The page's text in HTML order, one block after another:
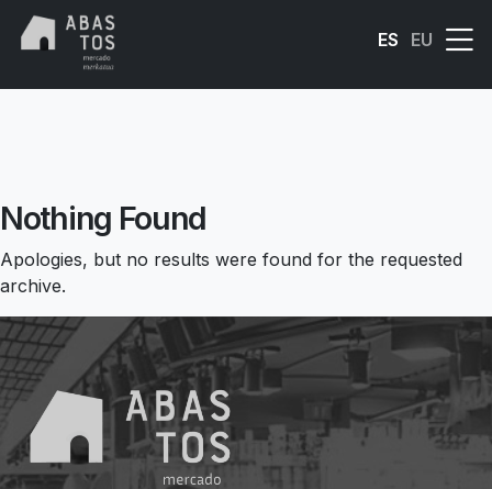
Skip to main content
ES
EU
Nothing Found
Apologies, but no results were found for the requested
archive.